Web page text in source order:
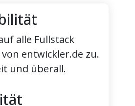
alle Fullstack
entwickler.de zu.
und überall.